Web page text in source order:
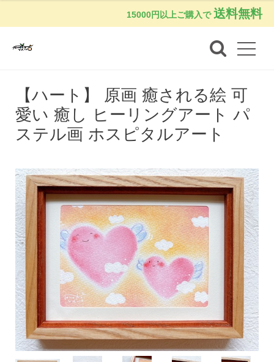
15000円以上ご購入で 送料無料
【ハート】 原画 癒される絵 可
愛い 癒し ヒーリングアート パ
ステル画 ホスピタルアート